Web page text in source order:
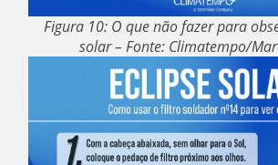
Figura 10: O que não fazer para
solar – Fonte: Climatempo/